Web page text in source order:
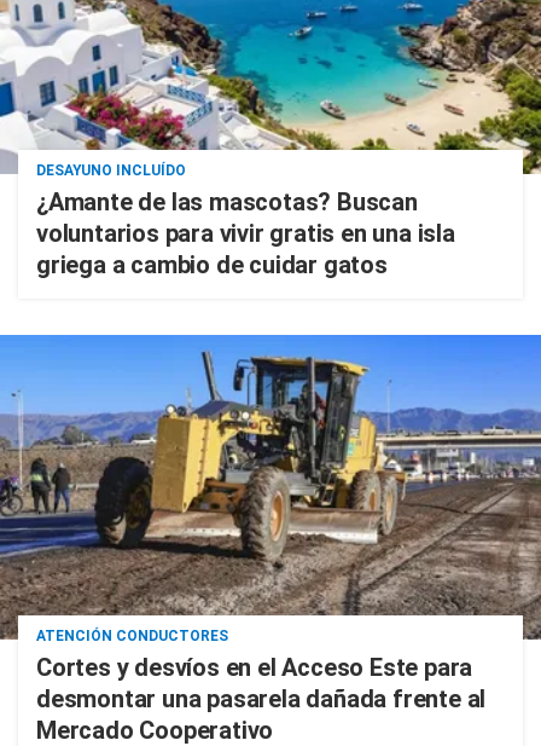
DESAYUNO INCLUÍDO
¿Amante de las mascotas? Buscan
voluntarios para vivir gratis en una isla
griega a cambio de cuidar gatos
ATENCIÓN CONDUCTORES
Cortes y desvíos en el Acceso Este para
desmontar una pasarela dañada frente al
Mercado Cooperativo